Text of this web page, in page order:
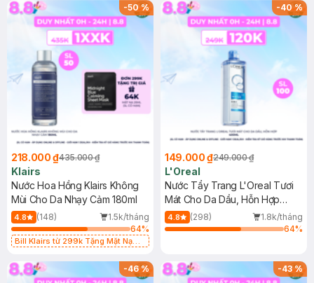
-50%
218.000 ₫435.000 ₫
Klairs
Nước Hoa Hồng Klairs Không
Mùi Cho Da Nhạy Cảm 180ml
4.8 (148)
1.5k/tháng
64%
Bill Klairs từ 299k Tặng Mặt Nạ
25ml (SL Có Hạn)
-40%
149.000 ₫249.000 ₫
L'Oreal
Nước Tẩy Trang L'Oreal Tươi
Mát Cho Da Dầu, Hỗn Hợp
400ml
4.8 (298)
1.8k/tháng
64%
-46% -43%